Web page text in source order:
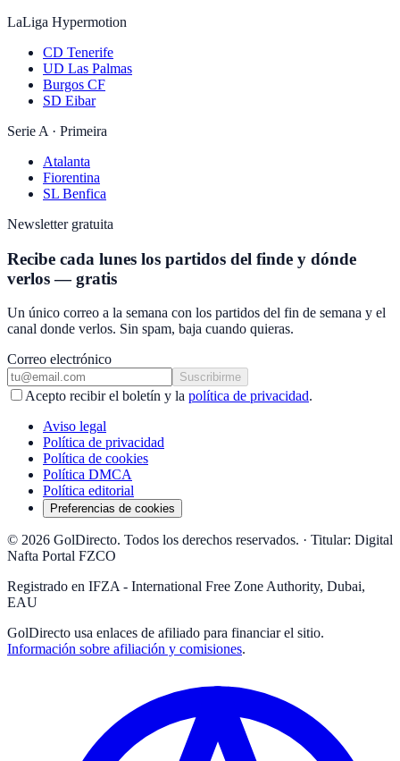
LaLiga Hypermotion
CD Tenerife
UD Las Palmas
Burgos CF
SD Eibar
Serie A · Primeira
Atalanta
Fiorentina
SL Benfica
Newsletter gratuita
Recibe cada lunes los partidos del finde y dónde
verlos — gratis
Un único correo a la semana con los partidos del fin de semana y el
canal donde verlos. Sin spam, baja cuando quieras.
Correo electrónico
Suscribirme
Acepto recibir el boletín y la política de privacidad.
Aviso legal
Política de privacidad
Política de cookies
Política DMCA
Política editorial
Preferencias de cookies
© 2026 GolDirecto. Todos los derechos reservados. · Titular: Digital
Nafta Portal FZCO
Registrado en IFZA - International Free Zone Authority, Dubai,
EAU
GolDirecto usa enlaces de afiliado para financiar el sitio.
Información sobre afiliación y comisiones.